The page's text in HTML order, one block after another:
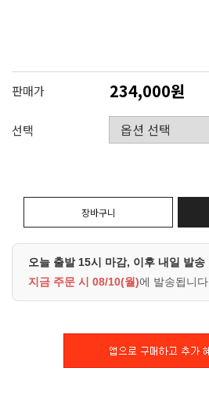
판매가 234,000원
선택
장바구니
오늘 출발 15시 마감, 이후 내일 발송
지금 주문 시 08/10(월)에 발송됩니다.